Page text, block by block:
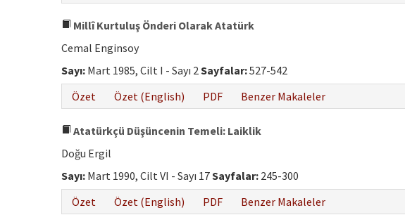
Millî Kurtuluş Önderi Olarak Atatürk
Cemal Enginsoy
Sayı: Mart 1985, Cilt I - Sayı 2Sayfalar:527-542
Özet
Özet (English) PDF Benzer Makaleler
Atatürkçü Düşüncenin Temeli: Laiklik
Doğu Ergil
Sayı: Mart 1990, Cilt VI - Sayı 17Sayfalar: 245-300
Özet
Özet (English) PDF Benzer Makaleler